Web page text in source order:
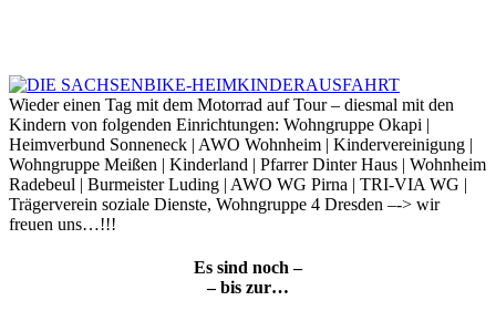
Wieder einen Tag mit dem Motorrad auf Tour – diesmal mit den
Kindern von folgenden Einrichtungen: Wohngruppe Okapi |
Heimverbund Sonneneck | AWO Wohnheim | Kindervereinigung |
Wohngruppe Meißen | Kinderland | Pfarrer Dinter Haus | Wohnheim
Radebeul | Burmeister Luding | AWO WG Pirna | TRI-VIA WG |
Trägerverein soziale Dienste, Wohngruppe 4 Dresden –-> wir
freuen uns…!!!
Es sind noch –
– bis zur…